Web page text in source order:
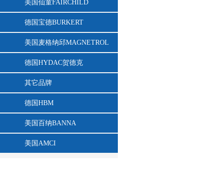
美国仙童FAIRCHILD
德国宝德BURKERT
美国麦格纳邱MAGNETROL
德国HYDAC贺德克
其它品牌
德国HBM
美国百纳BANNA
美国AMCI